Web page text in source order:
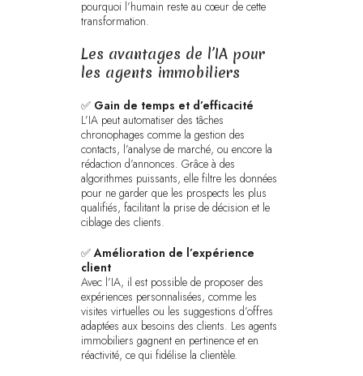
pourquoi l’humain reste au cœur de cette
transformation.
Les avantages de l’IA pour
les agents immobiliers
✅ Gain de temps et d’efficacité
L’IA peut automatiser des tâches
chronophages comme la gestion des
contacts, l’analyse de marché, ou encore la
rédaction d’annonces. Grâce à des
algorithmes puissants, elle filtre les données
pour ne garder que les prospects les plus
qualifiés, facilitant la prise de décision et le
ciblage des clients.
✅Amélioration de l’expérience
client
Avec l’IA, il est possible de proposer des
expériences personnalisées, comme les
visites virtuelles ou les suggestions d’offres
adaptées aux besoins des clients. Les agents
immobiliers gagnent en pertinence et en
réactivité, ce qui fidélise la clientèle.